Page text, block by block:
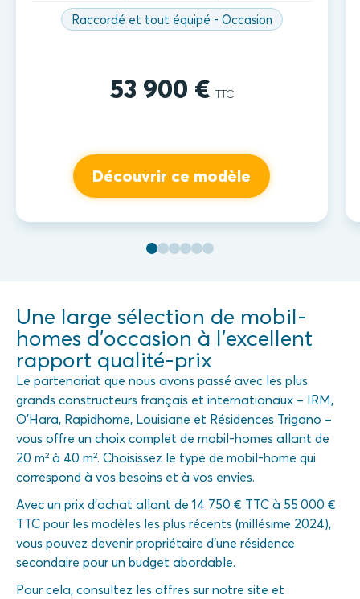
Raccordé et tout équipé - Occasion
53 900 € TTC
Découvrir ce modèle
Une large sélection de mobil-
homes d’occasion à l’excellent
rapport qualité-prix
Le partenariat que nous avons passé avec les plus
grands constructeurs français et internationaux – IRM,
O’Hara, Rapidhome, Louisiane et Résidences Trigano –
vous offre un choix complet de mobil-homes allant de
20 m² à 40 m². Choisissez le type de mobil-home qui
correspond à vos besoins et à vos envies.
Avec un prix d’achat allant de 14 750 € TTC à 55 000 €
TTC pour les modèles les plus récents (millésime 2024),
vous pouvez devenir propriétaire d’une résidence
secondaire pour un budget abordable.
Pour cela, consultez les offres sur notre site et